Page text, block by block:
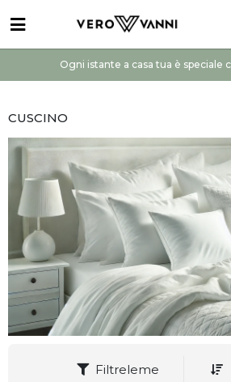
Ogni istante a casa tua è speciale
CUSCINO
Filtreleme